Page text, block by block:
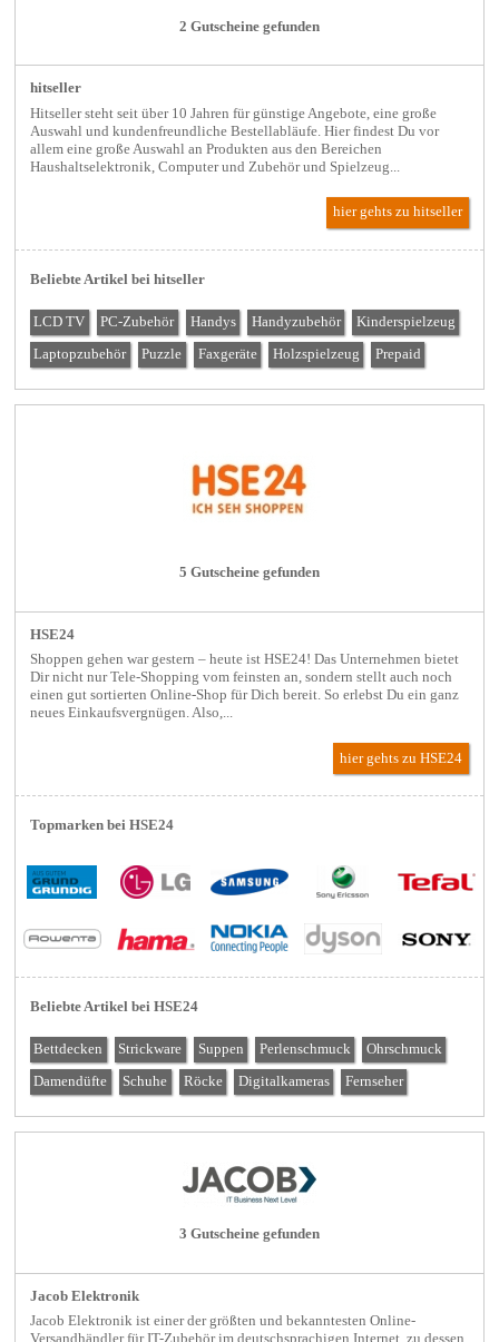
2 Gutscheine gefunden
hitseller
Hitseller steht seit über 10 Jahren für günstige Angebote, eine große
Auswahl und kundenfreundliche Bestellabläufe. Hier findest Du vor
allem eine große Auswahl an Produkten aus den Bereichen
Haushaltselektronik, Computer und Zubehör und Spielzeug...
hier gehts zu hitseller
Beliebte Artikel bei hitseller
LCD TV PC-Zubehör Handys Handyzubehör Kinderspielzeug
Laptopzubehör Puzzle Faxgeräte Holzspielzeug Prepaid
5 Gutscheine gefunden
HSE24
Shoppen gehen war gestern – heute ist HSE24! Das Unternehmen bietet
Dir nicht nur Tele-Shopping vom feinsten an, sondern stellt auch noch
einen gut sortierten Online-Shop für Dich bereit. So erlebst Du ein ganz
neues Einkaufsvergnügen. Also,...
hier gehts zu HSE24
Topmarken bei HSE24
Beliebte Artikel bei HSE24
Bettdecken Strickware Suppen Perlenschmuck Ohrschmuck
Damendüfte Schuhe Röcke Digitalkameras Fernseher
3 Gutscheine gefunden
Jacob Elektronik
Jacob Elektronik ist einer der größten und bekanntesten Online-